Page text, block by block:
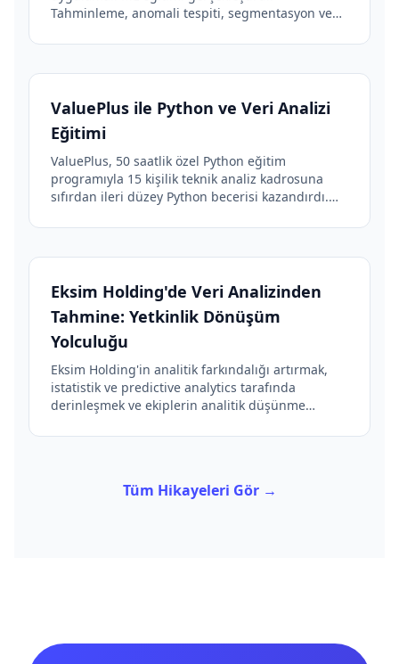
Tahminleme, anomali tespiti, segmentasyon ve
skoru elde etti.
ValuePlus ile Python ve Veri Analizi
Eğitimi
ValuePlus, 50 saatlik özel Python eğitim
programıyla 15 kişilik teknik analiz kadrosuna
sıfırdan ileri düzey Python becerisi kazandırdı.
verimliliğinde ciddi artış sağlandı.
Eksim Holding'de Veri Analizinden
Tahmine: Yetkinlik Dönüşüm
Yolculuğu
Eksim Holding'in analitik farkındalığı artırmak,
istatistik ve predictive analytics tarafında
derinleşmek ve ekiplerin analitik düşünme
hibrit programın başarı hikayesi.
Tüm Hikayeleri Gör →